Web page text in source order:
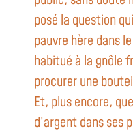
posé la question
pauvre hère dans
habitué à la gnôle
procurer une
Et, plus encore,
d’argent dans ses